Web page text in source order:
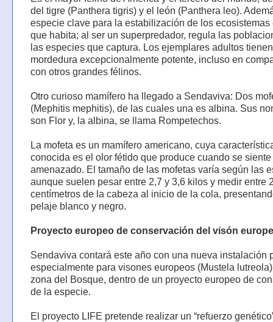
del tigre (Panthera tigris) y el león (Panthera leo).
especie clave para la estabilización de los ecosistemas
que habita; al ser un superpredador, regula las
las especies que captura. Los ejemplares adultos
mordedura excepcionalmente potente, incluso en
con otros grandes félinos.
Otro curioso mamífero ha llegado a Sendaviva: Dos
(Mephitis mephitis), de las cuales una es albina. Sus
son Flor y, la albina, se llama Rompetechos.
La mofeta es un mamífero americano, cuya
conocida es el olor fétido que produce cuando se siente
amenazado. El tamaño de las mofetas varía según las
aunque suelen pesar entre 2,7 y 3,6 kilos y medir entre
centímetros de la cabeza al inicio de la cola,
pelaje blanco y negro.
Proyecto europeo de conservación del visón
Sendaviva contará este año con una nueva instalación
especialmente para visones europeos (Mustela
zona del Bosque, dentro de un proyecto europeo de
de la especie.
El proyecto LIFE pretende realizar un “refuerzo